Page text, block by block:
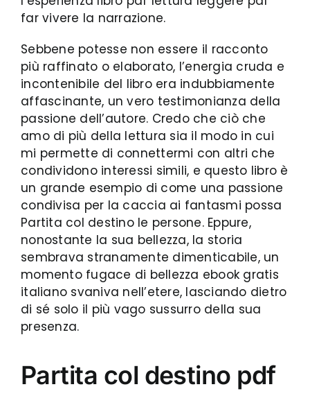
far vivere la narrazione.
Sebbene potesse non essere il racconto
più raffinato o elaborato, l’energia cruda e
incontenibile del libro era indubbiamente
affascinante, un vero testimonianza della
passione dell’autore. Credo che ciò che
amo di più della lettura sia il modo in cui
mi permette di connettermi con altri che
condividono interessi simili, e questo libro è
un grande esempio di come una passione
condivisa per la caccia ai fantasmi possa
Partita col destino le persone. Eppure,
nonostante la sua bellezza, la storia
sembrava stranamente dimenticabile, un
momento fugace di bellezza ebook gratis
italiano svaniva nell’etere, lasciando dietro
di sé solo il più vago sussurro della sua
presenza.
Partita col destino pdf